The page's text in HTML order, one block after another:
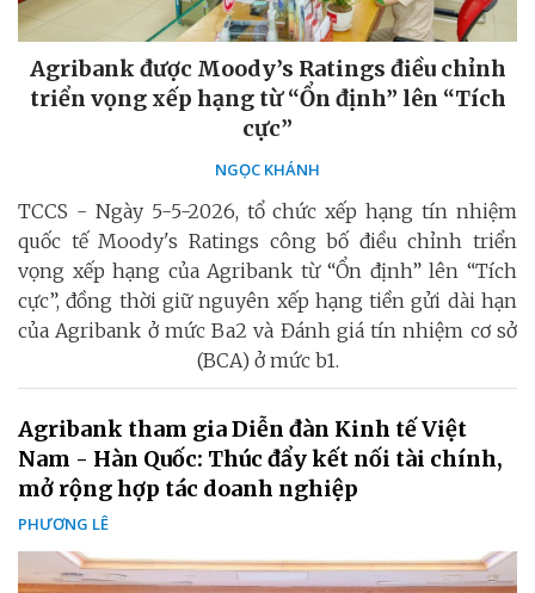
Agribank được Moody’s Ratings điều chỉnh
triển vọng xếp hạng từ “Ổn định” lên “Tích
cực”
NGỌC KHÁNH
TCCS - Ngày 5-5-2026, tổ chức xếp hạng tín nhiệm
quốc tế Moody's Ratings công bố điều chỉnh triển
vọng xếp hạng của Agribank từ “Ổn định” lên “Tích
cực”, đồng thời giữ nguyên xếp hạng tiền gửi dài hạn
của Agribank ở mức Ba2 và Đánh giá tín nhiệm cơ sở
(BCA) ở mức b1.
Agribank tham gia Diễn đàn Kinh tế Việt
Nam - Hàn Quốc: Thúc đẩy kết nối tài chính,
mở rộng hợp tác doanh nghiệp
PHƯƠNG LÊ